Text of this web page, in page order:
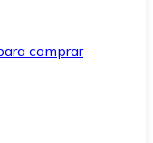
comprar